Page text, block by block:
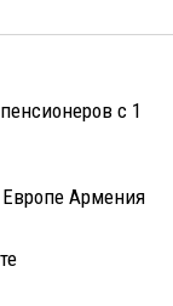
с 1
Армения